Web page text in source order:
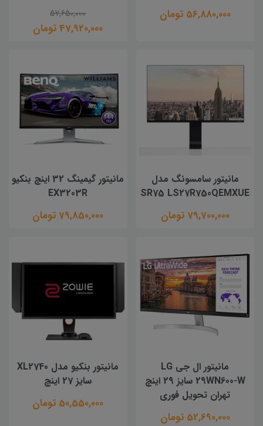
56,880,000 تومان 57,650,000
47,920,000 تومان
مانیتور سامسونگ مدل
SR75 LS27R750QEMXUE
79,700,000 تومان
مانیتور گیمینگ 32 اینچ بنکیو
EX3203R
79,850,000 تومان
مانیتور ال جی LG
29WN600-W سایز 29 اینچ
تهران تحویل فوری
52,690,000 تومان
مانیتور بنکیو مدل XL2740
سایز 27 اینچ
50,550,000 تومان